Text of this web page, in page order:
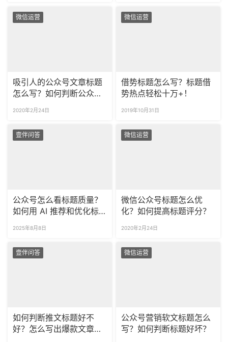
微信运营
吸引人的公众号文章标题
怎么写？如何判断公众号
2020年2月24日
微信运营
借势标题怎么写？标题借
势热点轻松十万+！
2019年10月31日
壹伴问答
公众号怎么看标题质量？
如何用 AI 推荐和优化标
2025年8月8日
微信运营
微信公众号标题怎么优
化？如何提高标题评分？
2020年2月24日
壹伴问答
如何判断推文标题好不
好？怎么写出爆款文章标
微信运营
公众号营销软文标题怎么
写？如何判断标题好坏？